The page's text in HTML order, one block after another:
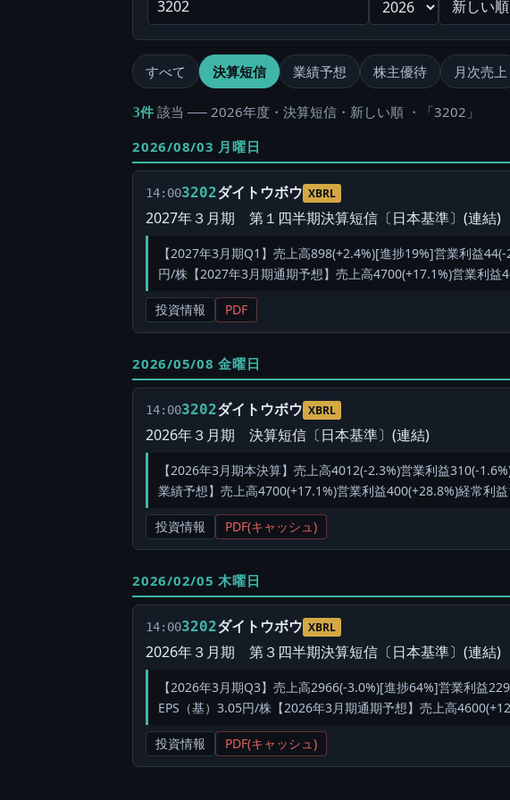
すべて 決算短信 業績予想 株主優待 月次売上
3件 該当 ── 2026年度・決算短信・新しい順 ・「3202」
2026/08/03 月曜日
14:003202ダイトウボウ XBRL
2027年３月期 第１四半期決算短信〔日本基準〕(連結)
【2027年3月期Q1】売上高898(+2.4%)[進捗19%]営業利益
円/株【2027年3月期通期予想】売上高4700(+17.1%)営業利
投資情報 PDF
2026/05/08 金曜日
14:003202ダイトウボウ XBRL
2026年３月期 決算短信〔日本基準〕(連結)
【2026年3月期本決算】売上高4012(-2.3%)営業利益310(-
業績予想】売上高4700(+17.1%)営業利益400(+28.8%)経常利
投資情報 PDF(キャッシュ)
2026/02/05 木曜日
14:003202ダイトウボウ XBRL
2026年３月期 第３四半期決算短信〔日本基準〕(連結)
【2026年3月期Q3】売上高2966(-3.0%)[進捗64%]営業利益
EPS（基）3.05円/株【2026年3月期通期予想】売上高
投資情報 PDF(キャッシュ)